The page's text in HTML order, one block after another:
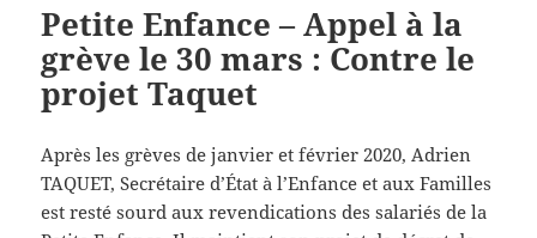
Petite Enfance – Appel à la
grève le 30 mars : Contre le
projet Taquet
Après les grèves de janvier et février 2020, Adrien
TAQUET, Secrétaire d’État à l’Enfance et aux Familles
est resté sourd aux revendications des salariés de la